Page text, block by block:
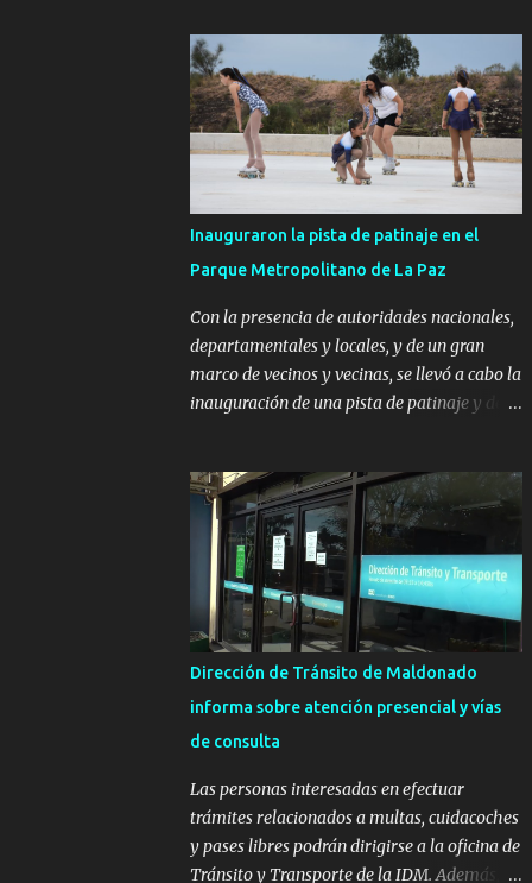
Inauguraron la pista de patinaje en el
Parque Metropolitano de La Paz
Con la presencia de autoridades nacionales,
departamentales y locales, y de un gran
marco de vecinos y vecinas, se llevó a cabo la
inauguración de una pista de patinaje y de
con el apoyo del Fondo + Local que es
impulsado por el Programa Uruguay
Integra, de la Dirección de Descentralización
e Inversión Pública de OPP, así como aportes
del Gobierno de Canelones y del Ministerio
de Transporte y Obras Públicas. La nueva
infraestructura deportiva consiste en una
hormigón sobre sus laterales. Su destino
será polifuncional, permitiendo la práctica
de eventos culturales. Próximo a la pista, se
instalaron juegos infantiles y equipamiento
urbano (bancos de hormigón y sets de
Dirección de Tránsito de Maldonado
informa sobre atención presencial y vías
de consulta
Las personas interesadas en efectuar
trámites relacionados a multas, cuidacoches
y pases libres podrán dirigirse a la oficina de
Tránsito y Transporte de la IDM. Además, la